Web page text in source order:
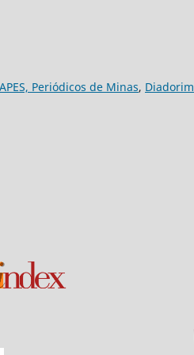
Periódicos de Minas, Diadorim